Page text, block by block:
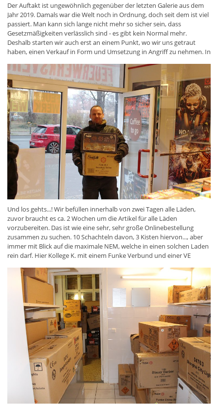
Der Auftakt ist ungewöhnlich gegenüber der letzten Galerie aus dem
Jahr 2019. Damals war die Welt noch in Ordnung, doch seit dem ist viel
passiert. Man kann sich lange nicht mehr so sicher sein, dass
Gesetzmäßigkeiten verlässlich sind - es gibt kein Normal mehr.
Deshalb starten wir auch erst an einem Punkt, wo wir uns getraut
haben, einen Verkauf in Form und Umsetzung in Angriff zu nehmen. In
heiße Phase/Packsaison umfasst. In 2022 haben wir erst mit Beginn
der Ladenbelieferung den Geist gespürt, dass es diess Mal endlich
wieder sein darf.
Und los gehts...! Wir befüllen innerhalb von zwei Tagen alle Läden,
zuvor braucht es ca. 2 Wochen um die Artikel für alle Läden
vorzubereiten. Das ist wie eine sehr, sehr große Onlinebestellung
zusammen zu suchen. 10 Schachteln davon, 3 Kisten hiervon..., aber
immer mit Blick auf die maximale NEM, welche in einen solchen Laden
rein darf. Hier Kollege K. mit einem Funke Verbund und einer VE
schon häufig in der Zeit besuchen, wo der Laden ab Ende Okt. für
Ganzjahresartikel geöffnet hat, wissen, dass nun während der
Öffnungszeiten viel passiert und können so die Transformation
verfolgen, welche die Läden vollziehen. Von F1 zu F2.